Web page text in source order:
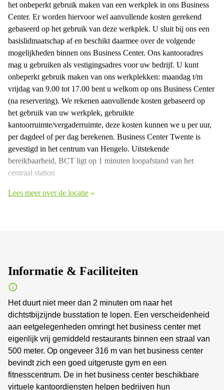
het onbeperkt gebruik maken van een werkplek in ons Business
Center. Er worden hiervoor wel aanvullende kosten gerekend
gebaseerd op het gebruik van deze werkplek. U sluit bij ons een
basislidmaatschap af en beschikt daarmee over de volgende
mogelijkheden binnen ons Business Center. Ons kantooradres
mag u gebruiken als vestigingsadres voor uw bedrijf. U kunt
onbeperkt gebruik maken van ons werkplekken: maandag t/m
vrijdag van 9.00 tot 17.00 bent u welkom op ons Business Center
(na reservering). We rekenen aanvullende kosten gebaseerd op
het gebruik van uw werkplek, gebruikte
kantoorruimte/vergaderruimte, deze kosten kunnen we u per uur,
per dagdeel of per dag berekenen. Business Center Twente is
gevestigd in het centrum van Hengelo. Uitstekende
bereikbaarheid, BCT ligt op 1 minuten loopafstand van het
centraal station
Lees meer over de locatie
Informatie & Faciliteiten
Het duurt niet meer dan 2 minuten om naar het
dichtstbijzijnde busstation te lopen. Een verscheidenheid
aan eetgelegenheden omringt het business center met
eigenlijk vrij gemiddeld restaurants binnen een straal van
500 meter. Op ongeveer 316 m van het business center
bevindt zich een goed uitgeruste gym en een
fitnesscentrum. De in het business center beschikbare
virtuele kantoordiensten helpen bedrijven hun